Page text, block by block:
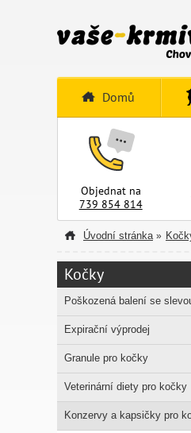
Domů
Objednat na
739 854 814
Úvodní stránka »
Kočky
Poškozená balení se
Expirační výprodej
Granule pro kočky
Veterinární diety pro kočky
Konzervy a kapsičky pro